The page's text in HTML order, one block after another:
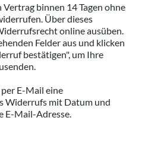
Vertrag binnen 14 Tagen ohne
Über dieses
online ausüben.
Felder aus und klicken
bestätigen", um Ihre
E-Mail eine
Widerrufs mit Datum und
E-Mail-Adresse.